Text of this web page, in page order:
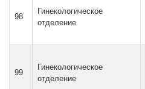
98
Гинекологическое
отделение
99
Гинекологическое
отделение